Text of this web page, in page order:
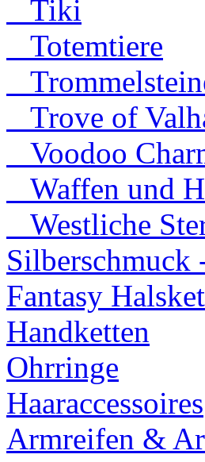
Tiki
Totemtiere
Trove of
Voodoo
Waffen und
Westliche
Silberschmuck
Fantasy
Handketten
Ohrringe
Haaraccessoires
Armreifen &